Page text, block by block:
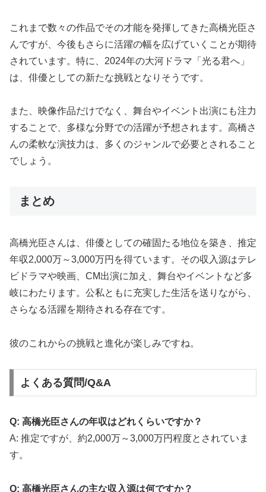
これまで数々の作品でその才能を発揮してきた高橋光臣さ
んですが、今後もさらに活躍の幅を広げていくことが期待
されています。特に、2024年の大河ドラマ「光る君へ」
は、俳優としての新たな挑戦となりそうです。
また、映像作品だけでなく、舞台やイベント出演にも注力
することで、多様な分野での活躍が予想されます。高橋さ
んの柔軟な演技力は、多くのジャンルで必要とされること
でしょう。
まとめ
高橋光臣さんは、俳優としての確固たる地位を築き、推定
年収2,000万～3,000万円を得ています。その収入源はテレ
ビドラマや映画、CM出演に加え、舞台やイベントなど多
岐にわたります。公私ともに充実した生活を送りながら、
さらなる活躍を期待される存在です。
彼のこれからの挑戦と進化が楽しみですね。
よくある質問/Q&A
Q: 高橋光臣さんの年収はどれくらいですか？
A: 推定ですが、約2,000万～3,000万円程度とされていま
す。
Q: 高橋光臣さんの主な収入源は何ですか？